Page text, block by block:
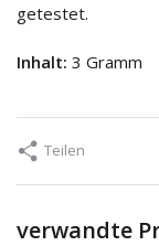
getestet.
Inhalt: 3 Gramm
Teilen
verwandte